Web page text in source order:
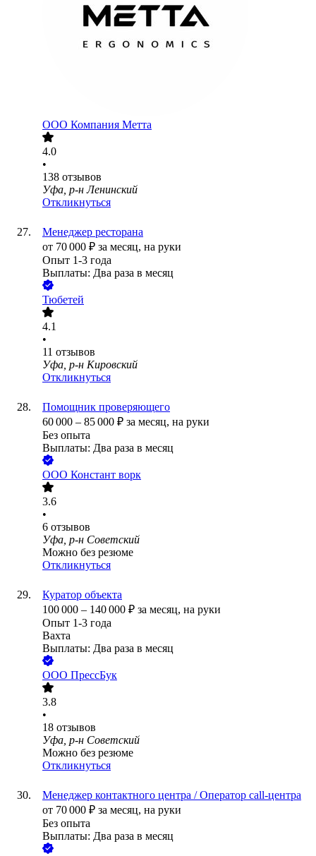
ООО Компания Метта
4.0
•
138 отзывов
Уфа, р-н Ленинский
Откликнуться
Менеджер ресторана
от 70 000 ₽ за месяц, на руки
Опыт 1-3 года
Выплаты: Два раза в месяц
Тюбетей
4.1
•
11 отзывов
Уфа, р-н Кировский
Откликнуться
Помощник проверяющего
60 000 – 85 000 ₽ за месяц, на руки
Без опыта
Выплаты: Два раза в месяц
ООО Констант ворк
3.6
•
6 отзывов
Уфа, р-н Советский
Можно без резюме
Откликнуться
Куратор объекта
100 000 – 140 000 ₽ за месяц, на руки
Опыт 1-3 года
Вахта
Выплаты: Два раза в месяц
ООО ПрессБук
3.8
•
18 отзывов
Уфа, р-н Советский
Можно без резюме
Откликнуться
Менеджер контактного центра / Оператор call-центра
от 70 000 ₽ за месяц, на руки
Без опыта
Выплаты: Два раза в месяц